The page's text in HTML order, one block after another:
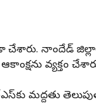
చేశారు. నాందేడ్
వ్యక్తం
మద్దతు